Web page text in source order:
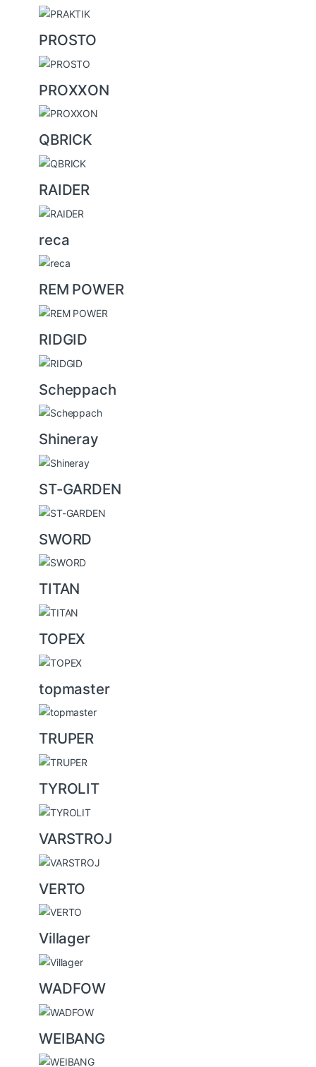
PROSTO
PROXXON
QBRICK
RAIDER
reca
REM POWER
RIDGID
Scheppach
Shineray
ST-GARDEN
SWORD
TITAN
TOPEX
topmaster
TRUPER
TYROLIT
VARSTROJ
VERTO
Villager
WADFOW
WEIBANG